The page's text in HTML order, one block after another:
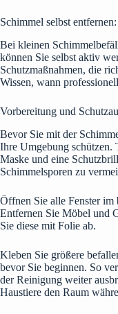
Schimmel selbst
Bei kleinen
können Sie selbst aktiv
Schutzmaßnahmen, die
Wissen, wann
Vorbereitung und
Bevor Sie mit der
Ihre Umgebung schützen.
Maske und eine
Schimmelsporen zu
Öffnen Sie alle Fenster
Entfernen Sie Möbel und
Sie diese mit Folie ab.
Kleben Sie größere
bevor Sie beginnen. So
der Reinigung weiter
Haustiere den Raum